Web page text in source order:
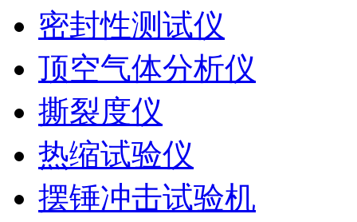
密封性测试仪
顶空气体分析仪
撕裂度仪
热缩试验仪
摆锤冲击试验机